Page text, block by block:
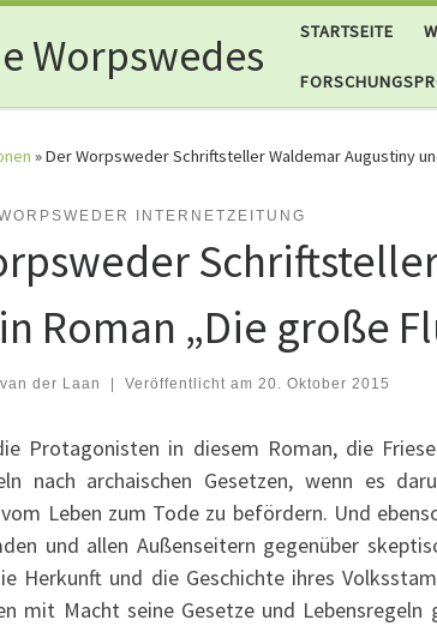
Worpswedes STARTSEITE
»Der Worpsweder Schriftsteller Waldemar Augustiny
INTERNETZEITUNG
Roman „Die große
der Laan Veröffentlicht am 20. Oktober 2015
Protagonisten in diesem Roman, die
nach archaischen Gesetzen, wenn es
Leben zum Tode zu befördern. Und
und allen Außenseitern gegenüber
Herkunft und die Geschichte ihres
mit Macht seine Gesetze und Lebensregeln